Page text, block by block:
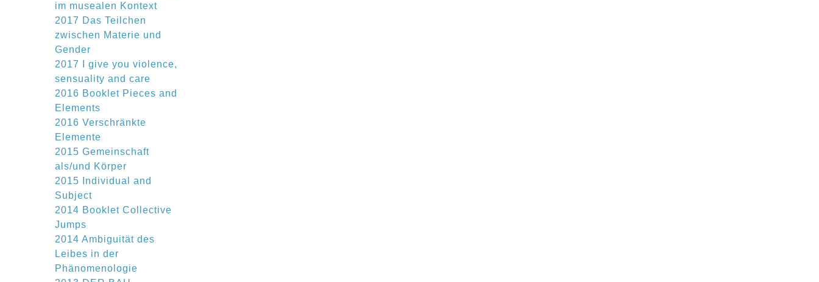
im musealen Kontext
2017 Das Teilchen
zwischen Materie und
Gender
2017 I give you violence,
sensuality and care
2016 Booklet Pieces and
Elements
2016 Verschränkte
Elemente
2015 Gemeinschaft
als/und Körper
2015 Individual and
Subject
2014 Booklet Collective
Jumps
2014 Ambiguität des
Leibes in der
Phänomenologie